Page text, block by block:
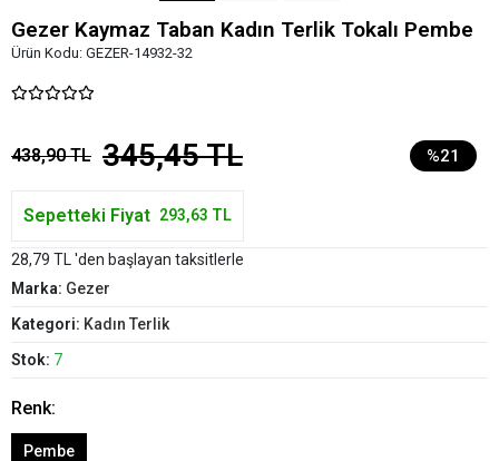
Gezer Kaymaz Taban Kadın Terlik Tokalı Pembe
Ürün Kodu: GEZER-14932-32
438,90 TL 345,45 TL %21
Sepetteki Fiyat 293,63 TL
28,79 TL 'den başlayan taksitlerle
Marka: Gezer
Kategori: Kadın Terlik
Stok: 7
Renk:
Pembe